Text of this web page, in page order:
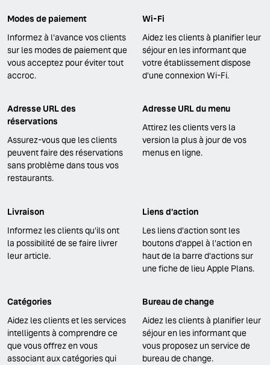
Modes de paiement
Informez à l'avance vos clients
sur les modes de paiement que
vous acceptez pour éviter tout
accroc.
Wi-Fi
Aidez les clients à planifier leur
séjour en les informant que
votre établissement dispose
d'une connexion Wi-Fi.
Adresse URL des
réservations
Assurez-vous que les clients
peuvent faire des réservations
sans problème dans tous vos
restaurants.
Adresse URL du menu
Attirez les clients vers la
version la plus à jour de vos
menus en ligne.
Livraison
Informez les clients qu'ils ont
la possibilité de se faire livrer
leur article.
Liens d'action
Les liens d'action sont les
boutons d'appel à l'action en
haut de la barre d'actions sur
une fiche de lieu Apple Plans.
Catégories
Aidez les clients et les services
intelligents à comprendre ce
que vous offrez en vous
associant aux catégories qui
Bureau de change
Aidez les clients à planifier leur
séjour en les informant que
vous proposez un service de
bureau de change.